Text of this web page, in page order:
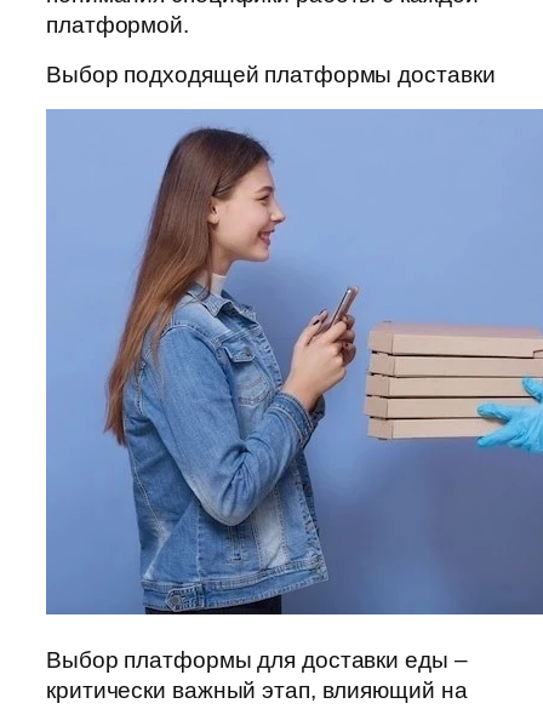
платформой.
Выбор подходящей платформы доставки
Выбор платформы для доставки еды –
критически важный этап, влияющий на